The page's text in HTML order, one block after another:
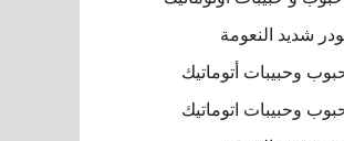
شديد النعومة
وحبيبات أتوماتيك
وحبيبات اتوماتيك